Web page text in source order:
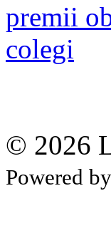
premii
colegi
© 2026
Powered by